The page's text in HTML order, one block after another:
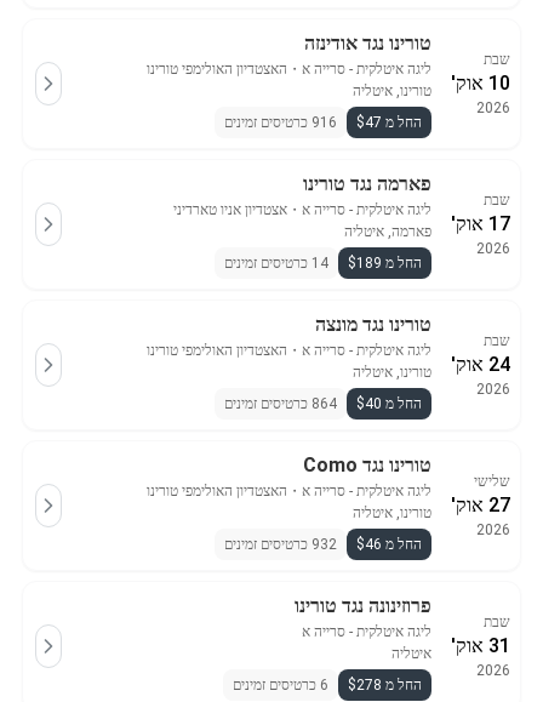
שבת
10 אוק'
2026
טורינו נגד אודינזה
ליגה איטלקית - סרייה א ・ האצטדיון האולימפי טורינו
טורינו, איטליה
החל מ $47
916 כרטיסים זמינים
שבת
17 אוק'
2026
פארמה נגד טורינו
ליגה איטלקית - סרייה א ・ אצטדיון אניו טארדיני
פארמה, איטליה
החל מ $189
14 כרטיסים זמינים
שבת
24 אוק'
2026
טורינו נגד מונצה
ליגה איטלקית - סרייה א ・ האצטדיון האולימפי טורינו
טורינו, איטליה
החל מ $40
864 כרטיסים זמינים
שלישי
27 אוק'
2026
טורינו נגד Como
ליגה איטלקית - סרייה א ・ האצטדיון האולימפי טורינו
טורינו, איטליה
החל מ $46
932 כרטיסים זמינים
שבת
31 אוק'
2026
פרוזינונה נגד טורינו
ליגה איטלקית - סרייה א
איטליה
החל מ $278
6 כרטיסים זמינים